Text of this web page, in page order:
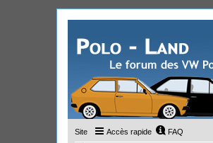
Site Accès rapide FAQ